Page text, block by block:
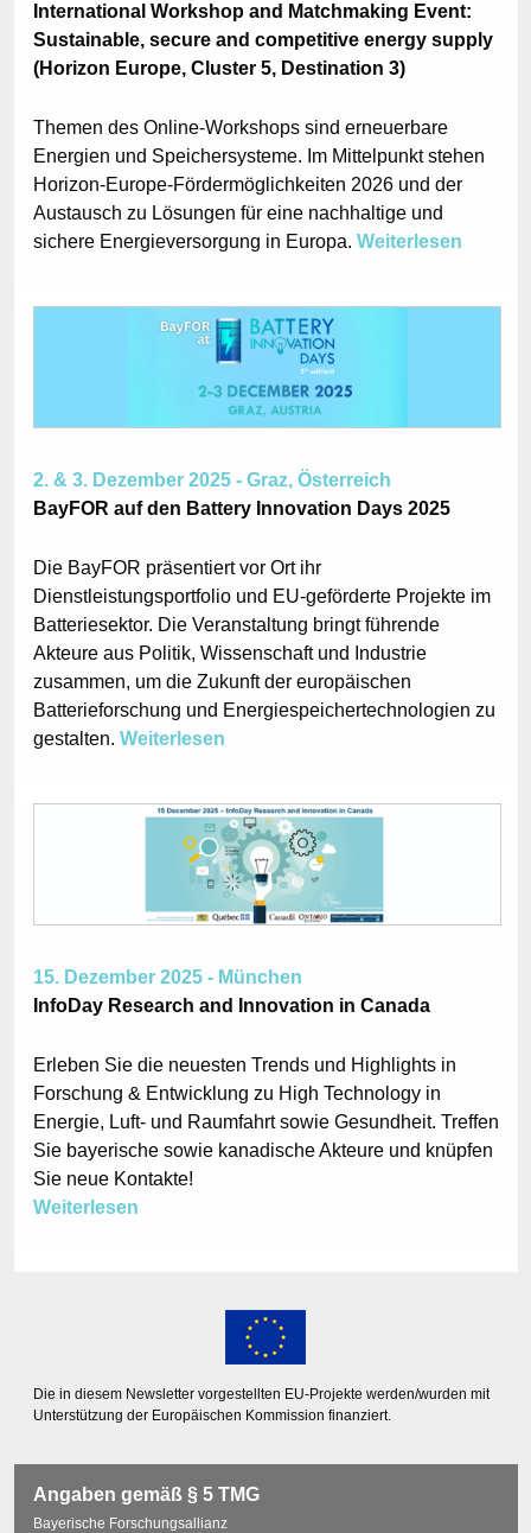
International Workshop and Matchmaking Event:
Sustainable, secure and competitive energy supply
(Horizon Europe, Cluster 5, Destination 3)
Themen des Online-Workshops sind erneuerbare
Energien und Speichersysteme. Im Mittelpunkt stehen
Horizon-Europe-Fördermöglichkeiten 2026 und der
Austausch zu Lösungen für eine nachhaltige und
sichere Energieversorgung in Europa. Weiterlesen
2. & 3. Dezember 2025 - Graz, Österreich
BayFOR auf den Battery Innovation Days 2025
Die BayFOR präsentiert vor Ort ihr
Dienstleistungsportfolio und EU-geförderte Projekte im
Batteriesektor. Die Veranstaltung bringt führende
Akteure aus Politik, Wissenschaft und Industrie
zusammen, um die Zukunft der europäischen
Batterieforschung und Energiespeichertechnologien zu
gestalten. Weiterlesen
15. Dezember 2025 - München
InfoDay Research and Innovation in Canada
Erleben Sie die neuesten Trends und Highlights in
Forschung & Entwicklung zu High Technology in
Energie, Luft- und Raumfahrt sowie Gesundheit. Treffen
Sie bayerische sowie kanadische Akteure und knüpfen
Sie neue Kontakte!
Weiterlesen
Die in diesem Newsletter vorgestellten EU-Projekte werden/wurden mit
Unterstützung der Europäischen Kommission finanziert.
Angaben gemäß § 5 TMG
Bayerische Forschungsallianz